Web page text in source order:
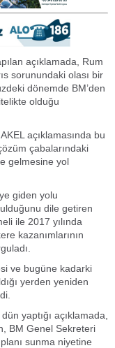
açıklamada, Rum
sorunundaki olası bir
dönemde BM’den
olduğu
açıklamasında bu
çabalarındaki
gelmesine yol
giden yolu
dile getiren
ile 2017 yılında
kazanımlarının
ve bugüne kadarki
yerden yeniden
yaptığı açıklamada,
BM Genel Sekreteri
sunma niyetine